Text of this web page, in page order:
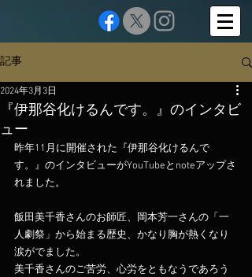
記事
『伊那谷化けるんです。』のインタビ
ュー
2024年3月3日
昨年11月に開催された『伊那谷化けるんで
す。』のインタビューがYouTubeとnoteアップさ
れました。
飯田美千香さんのお師匠、岡本芳一さんの「一
人劇祭」から始まる歴史、かなり胸が熱くなり
涙がでました。
美千香さんのご苦労、心労をともなうであろう